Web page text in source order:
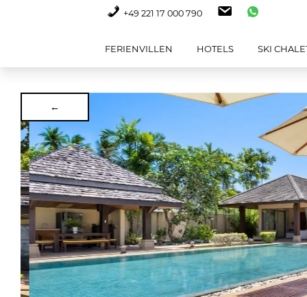
+49 221 17 000 790
FERIENVILLEN HOTELS SKI
←